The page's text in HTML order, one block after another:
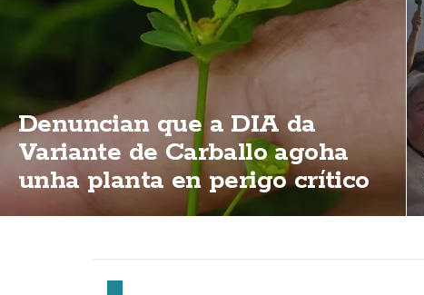
Denuncian que a DIA da
Variante de Carballo agoha
unha planta en perigo crítico
de extinción